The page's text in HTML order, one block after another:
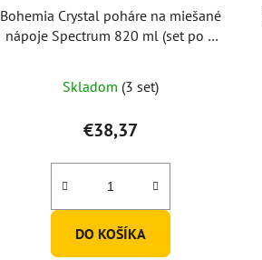
Bohemia Crystal poháre na miešané
nápoje Spectrum 820 ml (set po 4
Skladom (3 set)
€38,37
DO KOŠÍKA